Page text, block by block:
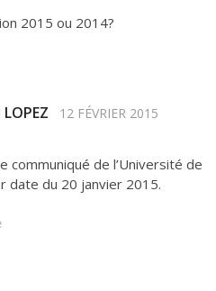
2015 ou 2014?
12 FÉVRIER 2015
communiqué de l’Université de
date du 20 janvier 2015.